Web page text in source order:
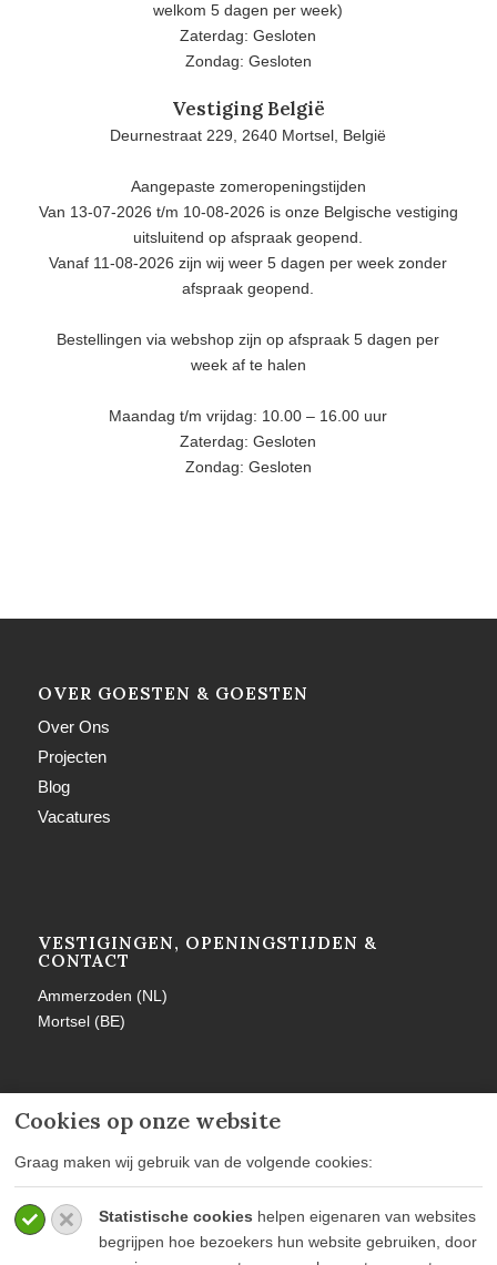
Cookies op onze website
Graag maken wij gebruik van de volgende cookies:
Statistische cookies helpen eigenaren van websites
begrijpen hoe bezoekers hun website gebruiken, door
welkom 5 dagen per week)
Zaterdag: Gesloten
Zondag: Gesloten
Vestiging België
Deurnestraat 229, 2640 Mortsel, België
Aangepaste zomeropeningstijden
Van 13-07-2026 t/m 10-08-2026 is onze Belgische vestiging
uitsluitend op afspraak geopend.
Vanaf 11-08-2026 zijn wij weer 5 dagen per week zonder
afspraak geopend.
Bestellingen via webshop zijn op afspraak 5 dagen per
week af te halen
Maandag t/m vrijdag: 10.00 – 16.00 uur
Zaterdag: Gesloten
Zondag: Gesloten
OVER GOESTEN & GOESTEN
Over Ons
Projecten
Blog
Vacatures
VESTIGINGEN, OPENINGSTIJDEN &
CONTACT
Ammerzoden (NL)
Mortsel (BE)
MEER INFORMATIE
Privacy policy
Algemene voorwaarden
Veelgestelde vragen